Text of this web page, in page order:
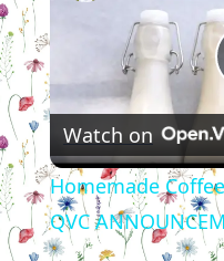
Watch on
Homemade
QVC